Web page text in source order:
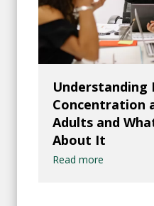
Understanding
Concentration
Adults and
About It
Read more